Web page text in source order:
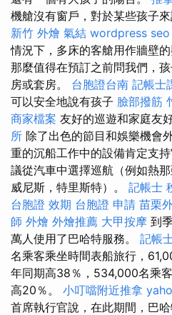
機艙沒有窗戶，對於某些孩子來
新竹 外燴 氣結 wordpress seo
情況下，多床的客艙用作牆壁
那麼值得在預訂之前問我們，
房或套房。 台胞證台南 記帳士
可以安全地說有孩子 臉部撥筋
商家檔案 友好的巡遊和家庭友
所 除了出色的節目和娛樂機會
重的沉船工作中的設備肯定支
議從汽車中選擇巡航（例如熱
威尼斯，特里斯特）。 記帳士
台胞證 效期 台胞證 申請 苗栗
師 外燴 外燴推薦 大甲按摩 到
萬人使用了巴哈特服務。 記帳
名乘客乘坐時間表船旅行，
年同期高38％，534,000名乘
高20％。 小叮噹附近推拿
首席執行官說，在此期間，巴